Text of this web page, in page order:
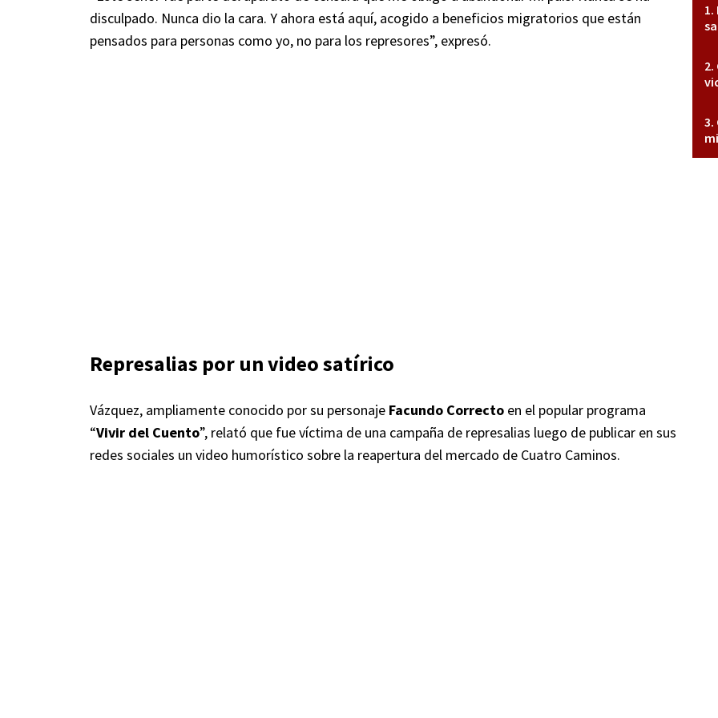
disculpado. Nunca dio la cara. Y ahora está aquí, acogido a beneficios migratorios que están
pensados para personas como yo, no para los represores”, expresó.
Represalias por un video satírico
Vázquez, ampliamente conocido por su personaje Facundo Correcto en el popular programa
“Vivir del Cuento”, relató que fue víctima de una campaña de represalias luego de publicar en sus
redes sociales un video humorístico sobre la reapertura del mercado de Cuatro Caminos.